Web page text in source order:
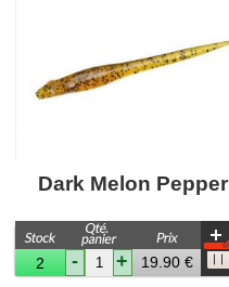
Dark Melon Pepper
2 - + 19.90 €